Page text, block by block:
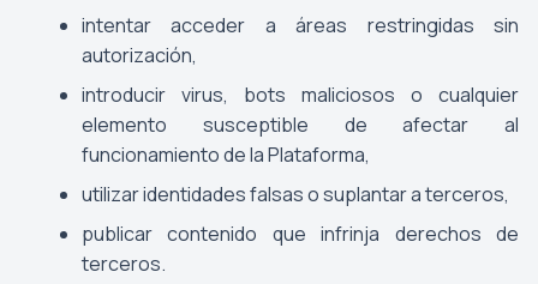
intentar acceder a áreas restringidas sin
autorización,
introducir virus, bots maliciosos o cualquier
elemento susceptible de afectar al
funcionamiento de la Plataforma,
utilizar identidades falsas o suplantar a terceros,
publicar contenido que infrinja derechos de
terceros.